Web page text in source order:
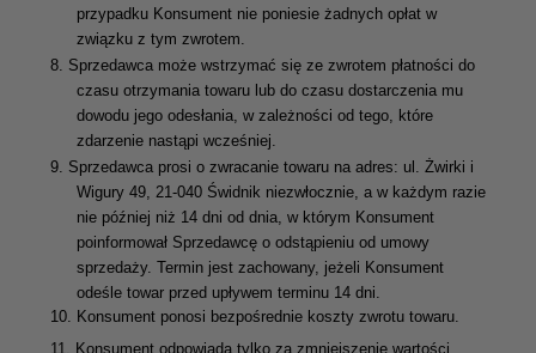
przypadku Konsument nie poniesie żadnych opłat w
związku z tym zwrotem.
8. Sprzedawca może wstrzymać się ze zwrotem płatności do
czasu otrzymania towaru lub do czasu dostarczenia mu
dowodu jego odesłania, w zależności od tego, które
zdarzenie nastąpi wcześniej.
9. Sprzedawca prosi o zwracanie towaru na adres: ul. Żwirki i
Wigury 49, 21-040 Świdnik niezwłocznie, a w każdym razie
nie później niż 14 dni od dnia, w którym Konsument
poinformował Sprzedawcę o odstąpieniu od umowy
sprzedaży. Termin jest zachowany, jeżeli Konsument
odeśle towar przed upływem terminu 14 dni.
10. Konsument ponosi bezpośrednie koszty zwrotu towaru.
11. Konsument odpowiada tylko za zmniejszenie wartości